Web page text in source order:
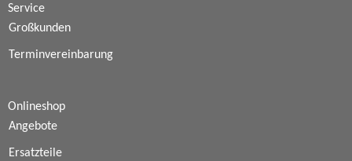
Service
Großkunden
Terminvereinbarung
Onlineshop
Angebote
Ersatzteile